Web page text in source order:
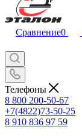
Сравнение0
Телефоны
8 800 200-50-67
+7(4822)73-50-25
8 910 836 97 59